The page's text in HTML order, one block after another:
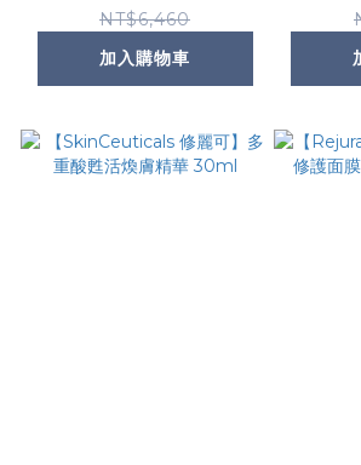
路)
NT$6,460
加入購物車